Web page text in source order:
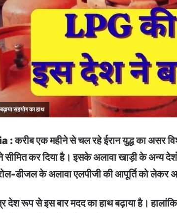
सहयोग का हाथ
करीब एक महीने से चल रहे ईरान युद्ध का असर
सीमित कर दिया है। इसके अलावा खाड़ी के अन्य
डीजल के अलावा एलपीजी की आपूर्ति को लेकर
देश रूप से इस बार मदद का हाथ बढ़ाया है।